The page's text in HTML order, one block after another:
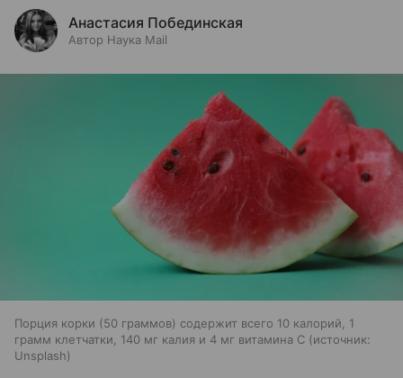
Анастасия Побединская
Автор Наука Mail
Порция корки (50 граммов) содержит всего 10 калорий, 1
грамм клетчатки, 140 мг калия и 4 мг витамина С
источник:
Unsplash